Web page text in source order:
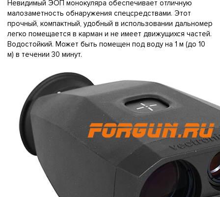
Невидимый ЭОП монокуляра обеспечивает отличную
малозаметность обнаружения спецсредствами. Этот
прочный, компактный, удобный в использовании дальномер
легко помещается в карман и не имеет движущихся частей.
Водостойкий. Может быть помещен под воду на 1 м (до 10
м) в течении 30 минут.